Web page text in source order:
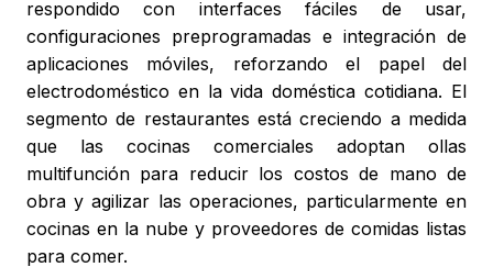
respondido con interfaces fáciles de usar,
configuraciones preprogramadas e integración de
aplicaciones móviles, reforzando el papel del
electrodoméstico en la vida doméstica cotidiana. El
segmento de restaurantes está creciendo a medida
que las cocinas comerciales adoptan ollas
multifunción para reducir los costos de mano de
obra y agilizar las operaciones, particularmente en
cocinas en la nube y proveedores de comidas listas
para comer.